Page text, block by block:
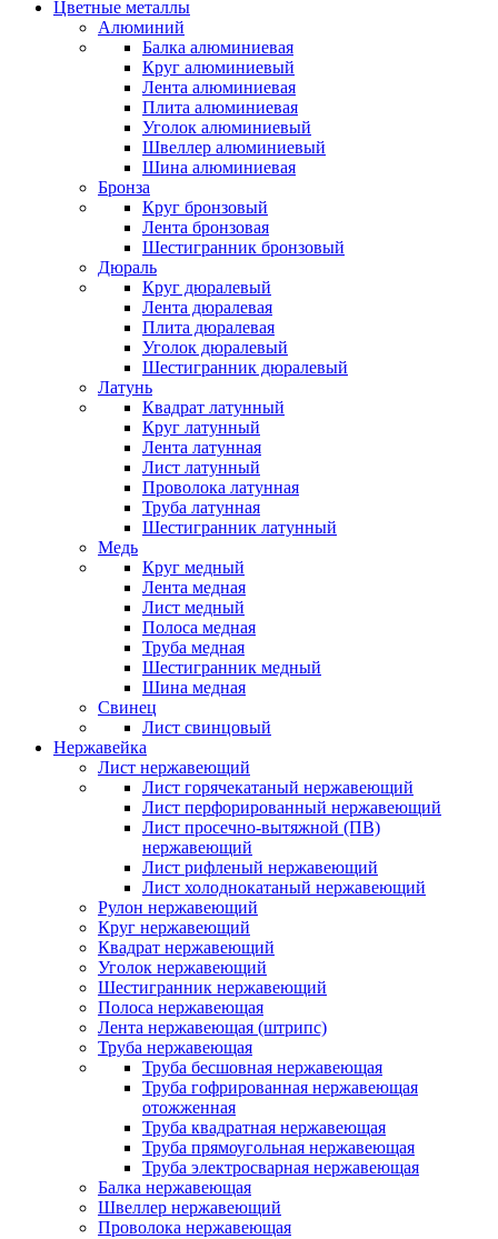
Цветные металлы
Алюминий
Балка алюминиевая
Круг алюминиевый
Лента алюминиевая
Плита алюминиевая
Уголок алюминиевый
Швеллер алюминиевый
Шина алюминиевая
Бронза
Круг бронзовый
Лента бронзовая
Шестигранник бронзовый
Дюраль
Круг дюралевый
Лента дюралевая
Плита дюралевая
Уголок дюралевый
Шестигранник дюралевый
Латунь
Квадрат латунный
Круг латунный
Лента латунная
Лист латунный
Проволока латунная
Труба латунная
Шестигранник латунный
Медь
Круг медный
Лента медная
Лист медный
Полоса медная
Труба медная
Шестигранник медный
Шина медная
Свинец
Лист свинцовый
Нержавейка
Лист нержавеющий
Лист горячекатаный нержавеющий
Лист перфорированный нержавеющий
Лист просечно-вытяжной (ПВ)
нержавеющий
Лист рифленый нержавеющий
Лист холоднокатаный нержавеющий
Рулон нержавеющий
Круг нержавеющий
Квадрат нержавеющий
Уголок нержавеющий
Шестигранник нержавеющий
Полоса нержавеющая
Лента нержавеющая (штрипс)
Труба нержавеющая
Труба бесшовная нержавеющая
Труба гофрированная нержавеющая
отожженная
Труба квадратная нержавеющая
Труба прямоугольная нержавеющая
Труба электросварная нержавеющая
Балка нержавеющая
Швеллер нержавеющий
Проволока нержавеющая